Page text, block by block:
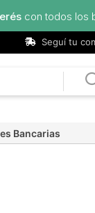
con todos los
Seguí tu
Bancarias